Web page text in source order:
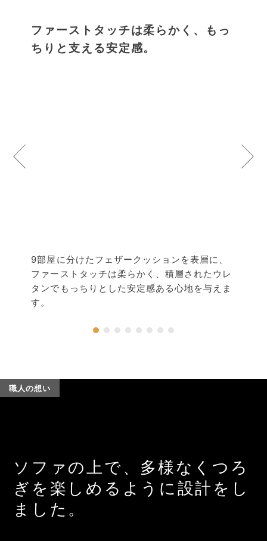
ファーストタッチは柔らかく、もっ
ちりと支える安定感。
9部屋に分けたフェザークッションを表層に、
ファーストタッチは柔らかく、積層されたウレ
タンでもっちりとした安定感ある心地を与えま
す。
職人の想い
ソファの上で、多様なくつろ
ぎを楽しめるように設計をし
ました。